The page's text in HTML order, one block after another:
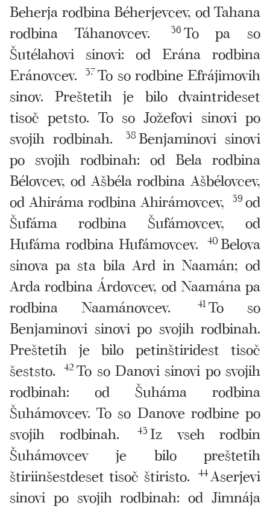
Beherja rodbina Béherjevcev, od Tahana
rodbina Táhanovcev.
36 To pa so
Šutélahovi sinovi: od Erána rodbina
Eránovcev. 37To so rodbine Efrájimovih
sinov. Preštetih je bilo dvaintrideset
tisoč petsto. To so Jožefovi sinovi po
svojih rodbinah.
38 Benjaminovi sinovi
po svojih rodbinah: od Bela rodbina
Bélovcev, od Ašbéla rodbina Ašbélovcev,
od Ahiráma rodbina Ahirámovcev, 39 od
Šufáma rodbina Šufámovcev, od
Hufáma rodbina Hufámovcev.
40Belova
sinova pa sta bila Ard in Naamán; od
Arda rodbina Árdovcev, od Naamána pa
rodbina Naamánovcev.
41 To so
Benjaminovi sinovi po svojih rodbinah.
Preštetih je bilo petinštiridest tisoč
šeststo.
42To so Danovi sinovi po svojih
rodbinah: od Šuháma rodbina
Šuhámovcev. To so Danove rodbine po
svojih rodbinah.
43 Iz vseh rodbin
Šuhámovcev je bilo preštetih
štiriinšestdeset tisoč štiristo.
44Aserjevi
sinovi po svojih rodbinah: od Jimnája